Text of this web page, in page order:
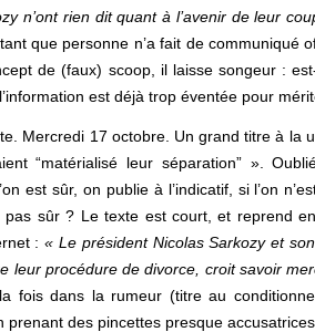
n’ont rien dit quant à l’avenir de leur
que personne n’a fait de communiqué
de (faux) scoop, il laisse songeur :
est déjà trop éventée pour
Mercredi 17 octobre. Un grand titre à la
“matérialisé leur séparation” ».
est sûr, on publie à l’indicatif, si l’on
pas sûr ? Le texte est court, et reprend
:« Le président Nicolas Sarkozy et
leur procédure de divorce, croit savoir
fois dans la rumeur (titre au
prenant des pincettes presque